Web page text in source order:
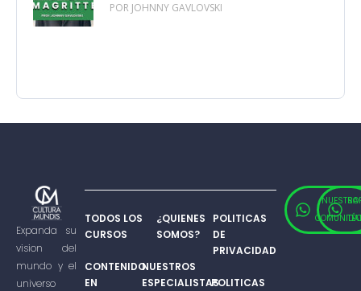
POR JOHNNY GAVLOVSKI
Expanda su
vision del
mundo y el
universo
TODOS LOS
CURSOS
CONTENIDO
EN
¿QUIENES
SOMOS?
NUESTROS
ESPECIALISTAS
POLITICAS
DE
PRIVACIDAD
POLITICAS
NUESTRA